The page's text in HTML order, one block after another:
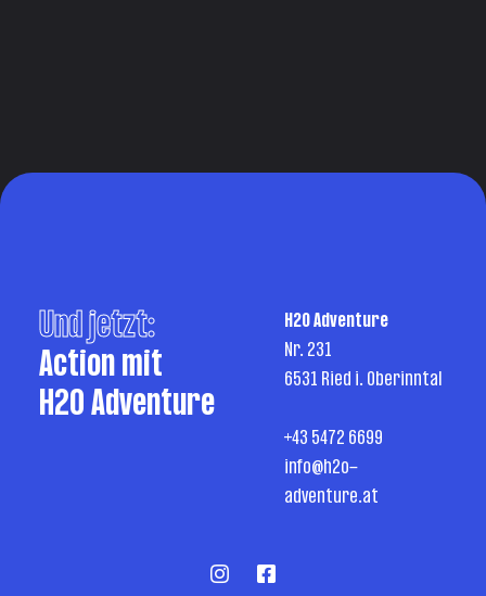
Und jetzt:
Action mit
H2O Adventure
H2O Adventure
Nr. 231
6531 Ried i. Oberinntal
+43 5472 6699
info@h2o-
adventure.at